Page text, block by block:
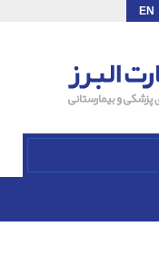
EN